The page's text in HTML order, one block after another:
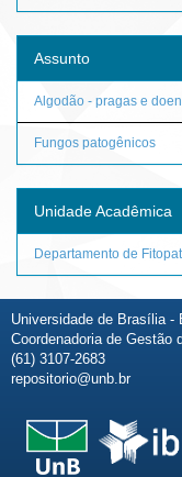
Assunto
Algodão - pragas e
Fungos patogênicos
Unidade Acadêmica
Departamento de
Universidade de Brasília -
Coordenadoria de Gestão
(61) 3107-2683
repositorio@unb.br